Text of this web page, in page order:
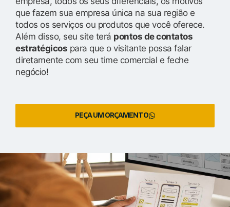
que fazem sua empresa única na sua região e
todos os serviços ou produtos que você oferece.
Além disso, seu site terá pontos de contatos
estratégicos para que o visitante possa falar
diretamente com seu time comercial e feche
negócio!
PEÇA UM ORÇAMENTO